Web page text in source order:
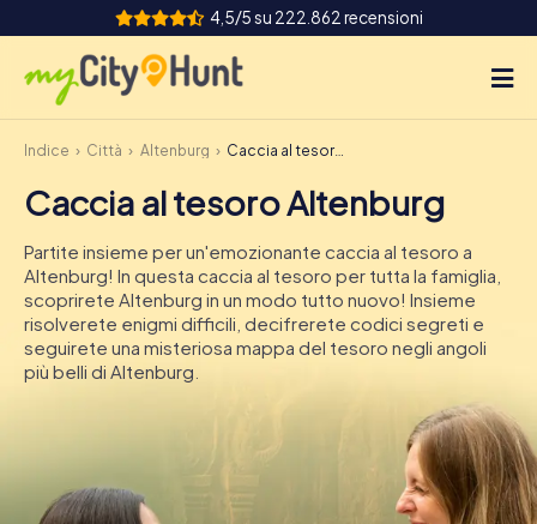
4,5/5 su 222.862 recensioni
Come funziona
Città
Tour
Team Building
Biglietti
DE
IE
IT
Indice Città Altenburg Caccia al tesoro Altenburg
Caccia al tesoro Altenburg
Partite insieme per un'emozionante caccia al tesoro a
Altenburg! In questa caccia al tesoro per tutta la famiglia,
scoprirete Altenburg in un modo tutto nuovo! Insieme
risolverete enigmi difficili, decifrerete codici segreti e
seguirete una misteriosa mappa del tesoro negli angoli
più belli di Altenburg.